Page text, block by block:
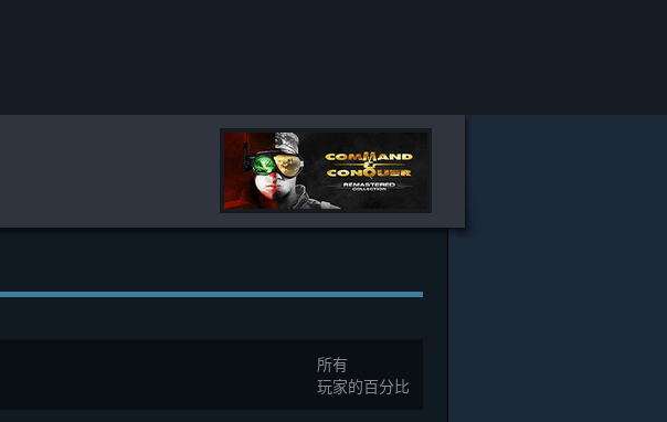
所有
玩家的百分比